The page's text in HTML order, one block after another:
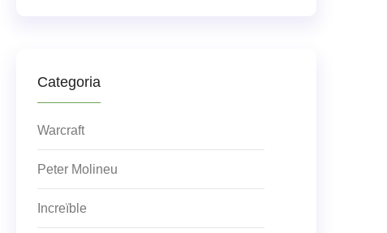
Categoria
Warcraft
Peter Molineu
Increïble